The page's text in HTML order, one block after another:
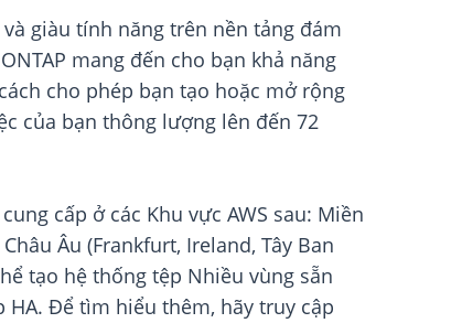
giàu tính năng trên nền tảng đám
mang đến cho bạn khả năng
cho phép bạn tạo hoặc mở rộng
của bạn thông lượng lên đến 72
cấp ở các Khu vực AWS sau: Miền
Âu (Frankfurt, Ireland, Tây Ban
tạo hệ thống tệp Nhiều vùng sẵn
HA. Để tìm hiểu thêm, hãy truy cập